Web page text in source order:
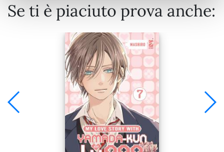
Se ti è piaciuto prova anche: